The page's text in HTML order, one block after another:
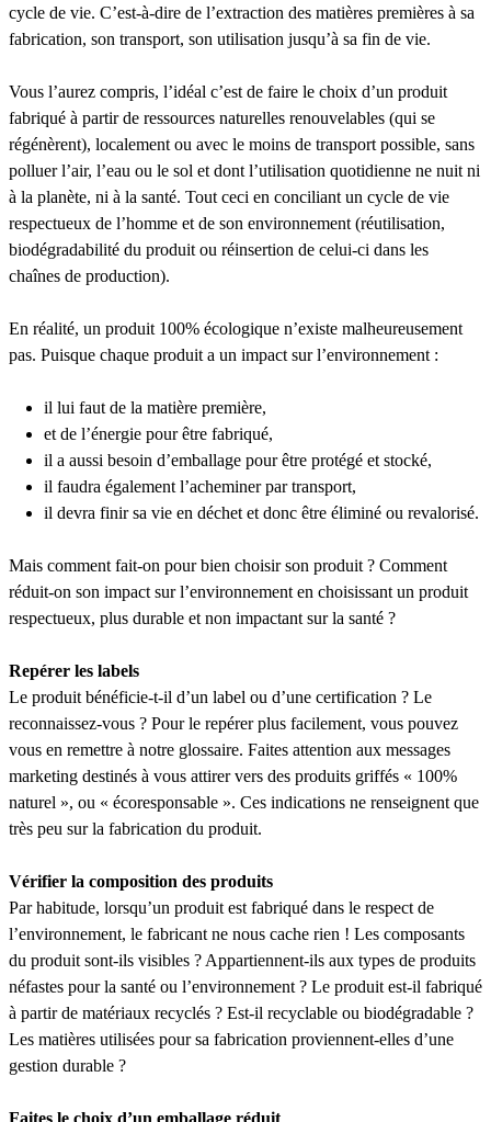
cycle de vie. C’est-à-dire de l’extraction des matières premières à sa
fabrication, son transport, son utilisation jusqu’à sa fin de vie.
Vous l’aurez compris, l’idéal c’est de faire le choix d’un produit
fabriqué à partir de ressources naturelles renouvelables (qui se
régénèrent), localement ou avec le moins de transport possible, sans
polluer l’air, l’eau ou le sol et dont l’utilisation quotidienne ne nuit ni
à la planète, ni à la santé. Tout ceci en conciliant un cycle de vie
respectueux de l’homme et de son environnement (réutilisation,
biodégradabilité du produit ou réinsertion de celui-ci dans les
chaînes de production).
En réalité, un produit 100% écologique n’existe malheureusement
pas. Puisque chaque produit a un impact sur l’environnement :
il lui faut de la matière première,
et de l’énergie pour être fabriqué,
il a aussi besoin d’emballage pour être protégé et stocké,
il faudra également l’acheminer par transport,
il devra finir sa vie en déchet et donc être éliminé ou revalorisé.
Mais comment fait-on pour bien choisir son produit ? Comment
réduit-on son impact sur l’environnement en choisissant un produit
respectueux, plus durable et non impactant sur la santé ?
Repérer les labels
Le produit bénéficie-t-il d’un label ou d’une certification ? Le
reconnaissez-vous ? Pour le repérer plus facilement, vous pouvez
vous en remettre à notre glossaire. Faites attention aux messages
marketing destinés à vous attirer vers des produits griffés « 100%
naturel », ou « écoresponsable ». Ces indications ne renseignent que
très peu sur la fabrication du produit.
Vérifier la composition des produits
Par habitude, lorsqu’un produit est fabriqué dans le respect de
l’environnement, le fabricant ne nous cache rien ! Les composants
du produit sont-ils visibles ? Appartiennent-ils aux types de produits
néfastes pour la santé ou l’environnement ? Le produit est-il fabriqué
à partir de matériaux recyclés ? Est-il recyclable ou biodégradable ?
Les matières utilisées pour sa fabrication proviennent-elles d’une
gestion durable ?
Faites le choix d’un emballage réduit